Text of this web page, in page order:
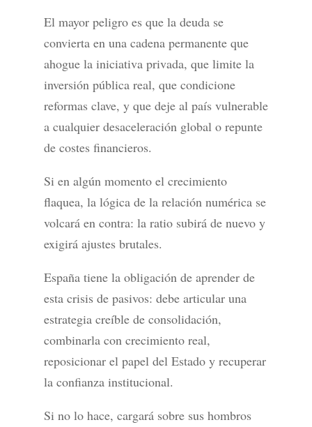
El mayor peligro es que la deuda se
convierta en una cadena permanente que
ahogue la iniciativa privada, que limite la
inversión pública real, que condicione
reformas clave, y que deje al país vulnerable
a cualquier desaceleración global o repunte
de costes financieros.
Si en algún momento el crecimiento
flaquea, la lógica de la relación numérica se
volcará en contra: la ratio subirá de nuevo y
exigirá ajustes brutales.
España tiene la obligación de aprender de
esta crisis de pasivos: debe articular una
estrategia creíble de consolidación,
combinarla con crecimiento real,
reposicionar el papel del Estado y recuperar
la confianza institucional.
Si no lo hace, cargará sobre sus hombros